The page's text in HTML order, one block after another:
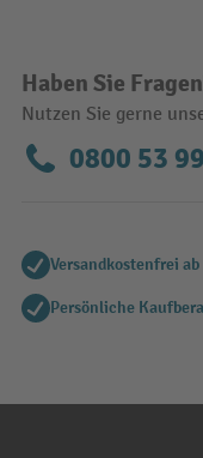
Haben Sie
Nutzen Sie gerne
0800 53
Versandkostenfrei ab
Persönliche